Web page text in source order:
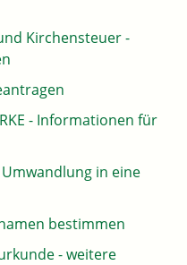
Kirchensteuer -
- Informationen für
in eine
bestimmen
- weitere